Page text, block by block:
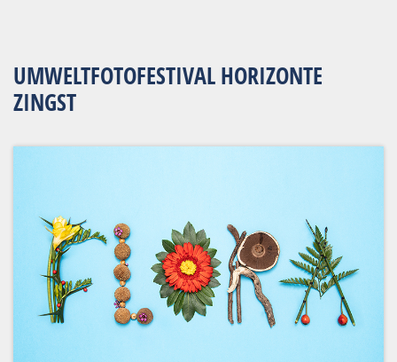
UMWELTFOTOFESTIVAL HORIZONTE
ZINGST